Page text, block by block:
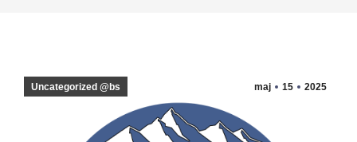
maj 15 2025
Uncategorized @bs